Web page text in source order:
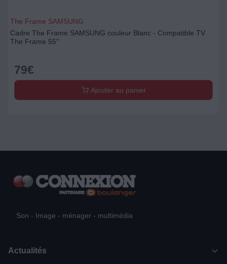
The Frame SAMSUNG
Cadre The Frame SAMSUNG couleur Blanc - Compatible TV
The Frame 55''
79€
Ajouter au panier
Son - Image - ménager - multimédia
Actualités